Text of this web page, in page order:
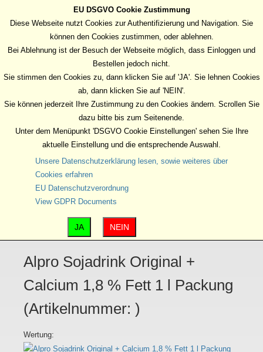
Alpro Sojadrink Original +
Calcium 1,8 % Fett 1 l Packung
(Artikelnummer: )
Wertung:
EU DSGVO Cookie Zustimmung
Diese Webseite nutzt Cookies zur Authentifizierung und Navigation. Sie
können den Cookies zustimmen, oder ablehnen.
Bei Ablehnung ist der Besuch der Webseite möglich, dass Einloggen und
Bestellen jedoch nicht.
Sie stimmen den Cookies zu, dann klicken Sie auf 'JA'. Sie lehnen Cookies
ab, dann klicken Sie auf 'NEIN'.
Sie können jederzeit Ihre Zustimmung zu den Cookies ändern. Scrollen Sie
dazu bitte bis zum Seitenende.
Unter dem Menüpunkt 'DSGVO Cookie Einstellungen' sehen Sie Ihre
aktuelle Einstellung und die entsprechende Auswahl.
Unsere Datenschutzerklärung lesen, sowie weiteres über
Cookies erfahren
EU Datenschutzverordnung
View GDPR Documents
NEIN
JA